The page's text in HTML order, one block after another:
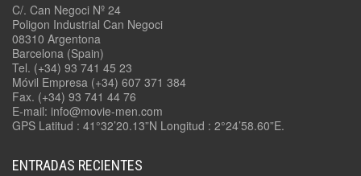
C/. Can Negoci Nº 24
Poligon Industrial Can Negoci
08310 Argentona
Barcelona (Spain)
Tel. (+34) 93 741 45 23
Móvil Empresa (+34) 607 371 384
Fax. (+34) 93 741 44 76
E-mail: info@movie-men.com
GPS Latitud : 41°32’20.13”N Longitud : 2°24’58.60”E.
ENTRADAS RECIENTES